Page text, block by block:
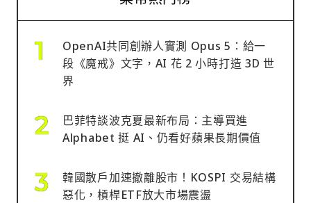
OpenAI共同創辦人實測 Opus 5：給一
段《魔戒》文字，AI 花 2 小時打造 3D 世
界
巴菲特談波克夏最新布局：主導買進
Alphabet 挺 AI、仍看好蘋果長期價值
韓國散戶加速撤離股市！KOSPI 交易結構
惡化，槓桿ETF放大市場震盪